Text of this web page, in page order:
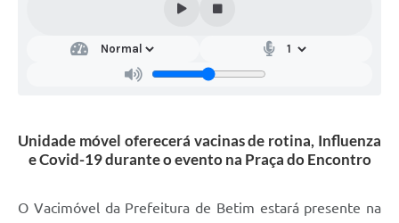
Unidade móvel oferecerá vacinas de rotina, Influenza
e Covid-19 durante o evento na Praça do Encontro
O Vacimóvel da Prefeitura de Betim estará presente na